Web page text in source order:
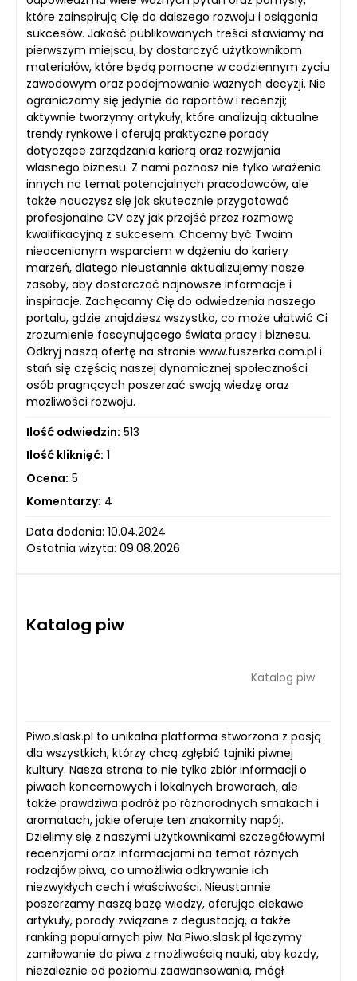
które zainspirują Cię do dalszego rozwoju i osiągania
sukcesów. Jakość publikowanych treści stawiamy na
pierwszym miejscu, by dostarczyć użytkownikom
materiałów, które będą pomocne w codziennym życiu
zawodowym oraz podejmowanie ważnych decyzji. Nie
ograniczamy się jedynie do raportów i recenzji;
aktywnie tworzymy artykuły, które analizują aktualne
trendy rynkowe i oferują praktyczne porady
dotyczące zarządzania karierą oraz rozwijania
własnego biznesu. Z nami poznasz nie tylko wrażenia
innych na temat potencjalnych pracodawców, ale
także nauczysz się jak skutecznie przygotować
profesjonalne CV czy jak przejść przez rozmowę
kwalifikacyjną z sukcesem. Chcemy być Twoim
nieocenionym wsparciem w dążeniu do kariery
marzeń, dlatego nieustannie aktualizujemy nasze
zasoby, aby dostarczać najnowsze informacje i
inspiracje. Zachęcamy Cię do odwiedzenia naszego
portalu, gdzie znajdziesz wszystko, co może ułatwić Ci
zrozumienie fascynującego świata pracy i biznesu.
Odkryj naszą ofertę na stronie www.fuszerka.com.pl i
stań się częścią naszej dynamicznej społeczności
osób pragnących poszerzać swoją wiedzę oraz
możliwości rozwoju.
Ilość odwiedzin: 513
Ilość kliknięć: 1
Ocena: 5
Komentarzy: 4
Data dodania: 10.04.2024
Ostatnia wizyta: 09.08.2026
Katalog piw
Katalog piw
Piwo.slask.pl to unikalna platforma stworzona z pasją
dla wszystkich, którzy chcą zgłębić tajniki piwnej
kultury. Nasza strona to nie tylko zbiór informacji o
piwach koncernowych i lokalnych browarach, ale
także prawdziwa podróż po różnorodnych smakach i
aromatach, jakie oferuje ten znakomity napój.
Dzielimy się z naszymi użytkownikami szczegółowymi
recenzjami oraz informacjami na temat różnych
rodzajów piwa, co umożliwia odkrywanie ich
niezwykłych cech i właściwości. Nieustannie
poszerzamy naszą bazę wiedzy, oferując ciekawe
artykuły, porady związane z degustacją, a także
ranking popularnych piw. Na Piwo.slask.pl łączymy
zamiłowanie do piwa z możliwością nauki, aby każdy,
niezależnie od poziomu zaawansowania, mógł